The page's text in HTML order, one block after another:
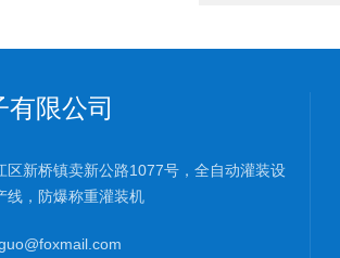
有限公司
区新桥镇卖新公路1077号，全自动灌装设
线，防爆称重灌装机